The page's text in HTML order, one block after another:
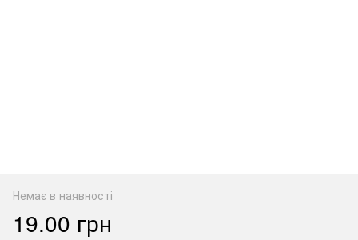
Немає в наявності
19.00 грн